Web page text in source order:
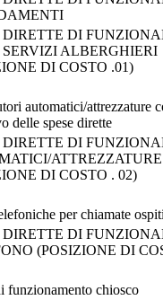
DIRETTE DI
ALBERGHIERI
DI COSTO .01)
automatici/attrezzature
delle spese dirette
DIRETTE DI
ATTREZZATURE
DI COSTO . 02)
per chiamate ospiti
DIRETTE DI
(POSIZIONE DI
funzionamento chiosco